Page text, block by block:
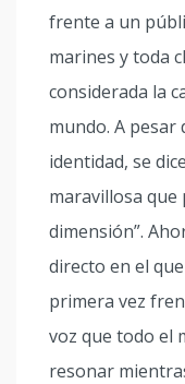
frente a un
marines y toda
considerada la
mundo. A pesar
identidad, se
maravillosa que
dimensión”.
directo en el
primera vez
voz que todo el
resonar